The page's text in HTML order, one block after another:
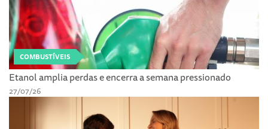
COMBUSTÍVEIS
Etanol amplia perdas e encerra a semana pressionado
27/07/26